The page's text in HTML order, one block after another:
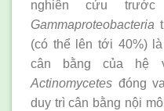
nghiên cứu
Gammaproteobacteria
(có thể lên tới 40%)
cân bằng của hệ
Actinomycetes đóng
duy trì cân bằng nội